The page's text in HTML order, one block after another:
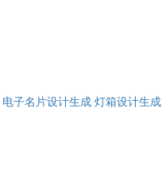
电子名片设计生成 灯箱设计生成